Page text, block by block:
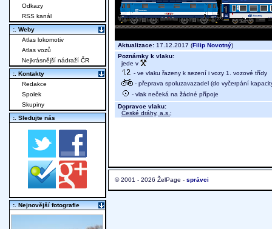
Aktualizace: 17.12.2017 (Filip Novotný)
Poznámky k vlaku:
jede v
- ve vlaku řazeny k sezení i vozy 1. vozové třídy
- přeprava spoluzavazadel (do vyčerpání
- vlak nečeká na žádné přípoje
Dopravce vlaku:
České dráhy, a.s. ;
© 2001 - 2026 ŽelPage - správci
Odkazy
RSS kanál
:. Weby
Atlas lokomotiv
Atlas vozů
Nejkrásnější nádraží ČR
:. Kontakty
Redakce
Spolek
Skupiny
:. Sledujte nás
:. Nejnovější fotografie